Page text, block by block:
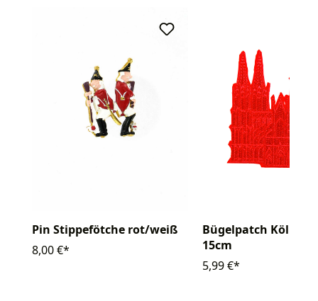
Pin Stippefötche rot/weiß
8,00 €*
Bügelpatch Kölner
15cm
5,99 €*